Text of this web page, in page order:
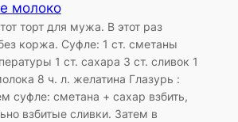
молоко
торт для мужа. В этот раз
коржа. Суфле: 1 ст. сметаны
1 ст. сахара 3 ст. сливок 1
8 ч. л. желатина Глазурь :
суфле: сметана + сахар взбить,
взбитые сливки. Затем в